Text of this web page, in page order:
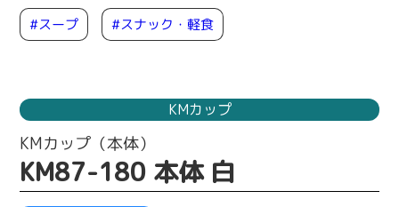
#スープ #スナック・軽食
KMカップ
KMカップ（本体）
KM87-180 本体 白